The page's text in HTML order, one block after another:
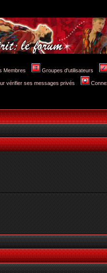
Membres Groupes d'utilisateurs
vérifier ses messages privés